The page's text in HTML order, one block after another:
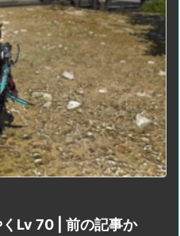
くLv 70 | 前の記事か